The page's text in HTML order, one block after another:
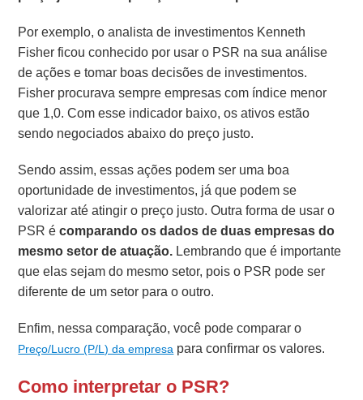
Por exemplo, o analista de investimentos Kenneth
Fisher ficou conhecido por usar o PSR na sua análise
de ações e tomar boas decisões de investimentos.
Fisher procurava sempre empresas com índice menor
que 1,0. Com esse indicador baixo, os ativos estão
sendo negociados abaixo do preço justo.
Sendo assim, essas ações podem ser uma boa
oportunidade de investimentos, já que podem se
valorizar até atingir o preço justo. Outra forma de usar o
PSR écomparando os dados de duas empresas do
mesmo setor de atuação. Lembrando que é importante
que elas sejam do mesmo setor, pois o PSR pode ser
diferente de um setor para o outro.
Enfim, nessa comparação, você pode comparar o
Preço/Lucro (P/L) da empresa para confirmar os valores.
Como interpretar o PSR?